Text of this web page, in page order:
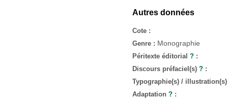
Autres données
Cote :
Genre : Monographie
Péritexte éditorial ? :
Discours préfaciel(s) ? :
Typographie(s) /
Adaptation ? :